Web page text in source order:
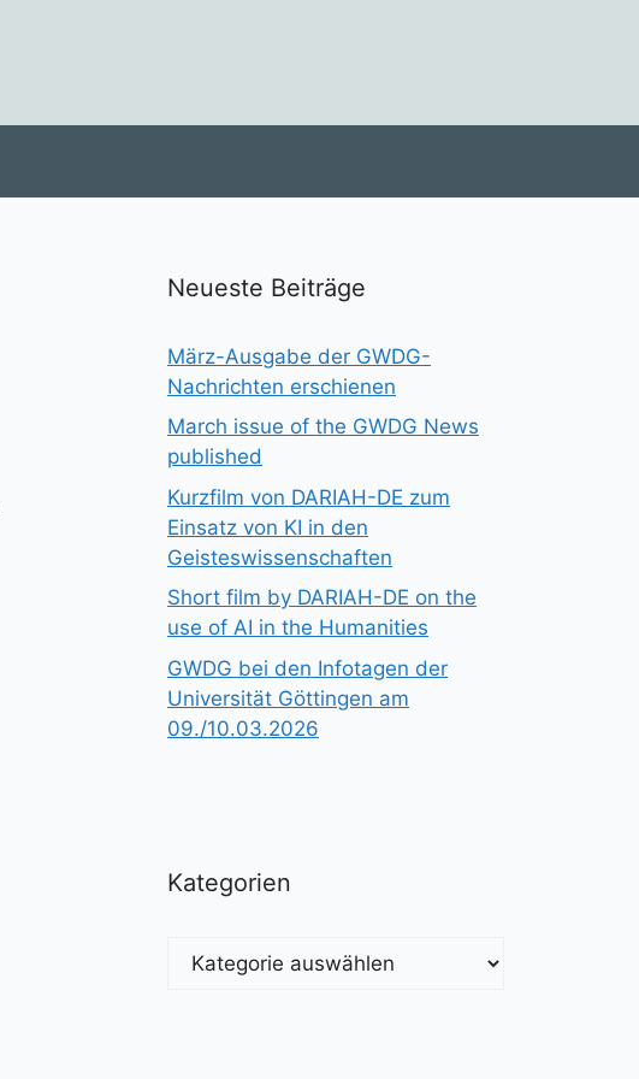
Neueste Beiträge
März-Ausgabe der GWDG-
Nachrichten erschienen
March issue of the GWDG News
published
Kurzfilm von DARIAH-DE zum
Einsatz von KI in den
Geisteswissenschaften
Short film by DARIAH-DE on the
use of AI in the Humanities
GWDG bei den Infotagen der
Universität Göttingen am
09./10.03.2026
Kategorien
Kategorien